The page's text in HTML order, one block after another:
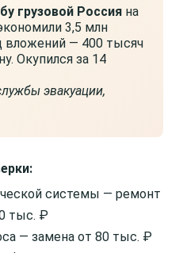
грузовой Россия на
3,5 млн
вложений — 400 тысяч
Окупился за 14
эвакуации,
системы — ремонт
тыс. ₽
— замена от 80 тыс. ₽